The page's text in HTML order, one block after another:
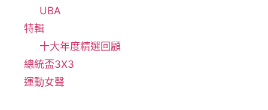
UBA
特輯
十大年度精選回顧
總統盃3X3
運動女聲